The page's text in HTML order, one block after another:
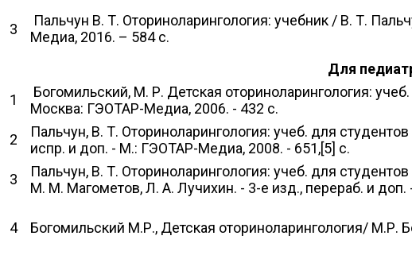
3
Пальчун В. Т. Оториноларингология: учебник / В. Т.
Медиа, 2016. – 584 с.
Для
1
Богомильский, М. Р. Детская оториноларингология:
Москва: ГЭОТАР-Медиа, 2006. - 432 с.
2
Пальчун, В. Т. Оториноларингология: учеб. для
испр. и доп. - М.: ГЭОТАР-Медиа, 2008. - 651,[5] с.
3
Пальчун, В. Т. Оториноларингология: учеб. для
М. М. Магометов, Л. А. Лучихин. - 3-е изд., перераб. и
4 Богомильский М.Р., Детская оториноларингология/